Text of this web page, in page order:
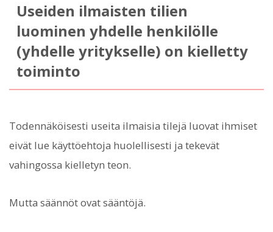
Useiden ilmaisten tilien
luominen yhdelle henkilölle
(yhdelle yritykselle) on kielletty
toiminto
Todennäköisesti useita ilmaisia tilejä luovat ihmiset
eivät lue käyttöehtoja huolellisesti ja tekevät
vahingossa kielletyn teon.
Mutta säännöt ovat sääntöjä.